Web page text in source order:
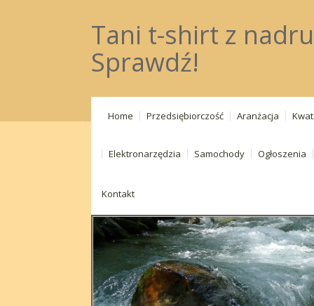
Tani t-shirt z
Sprawdź!
Home Przedsiębiorczość Aranżacja
Elektronarzędzia Samochody Ogłoszenia
Kontakt